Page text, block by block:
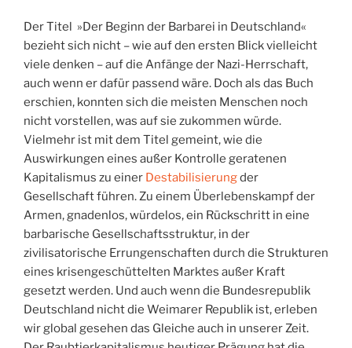
Der Titel »Der Beginn der Barbarei in Deutschland«
bezieht sich nicht – wie auf den ersten Blick vielleicht
viele denken – auf die Anfänge der Nazi-Herrschaft,
auch wenn er dafür passend wäre. Doch als das Buch
erschien, konnten sich die meisten Menschen noch
nicht vorstellen, was auf sie zukommen würde.
Vielmehr ist mit dem Titel gemeint, wie die
Auswirkungen eines außer Kontrolle geratenen
Kapitalismus zu einer Destabilisierungder
Gesellschaft führen. Zu einem Überlebenskampf der
Armen, gnadenlos, würdelos, ein Rückschritt in eine
barbarische Gesellschaftsstruktur, in der
zivilisatorische Errungenschaften durch die Strukturen
eines krisengeschüttelten Marktes außer Kraft
gesetzt werden. Und auch wenn die Bundesrepublik
Deutschland nicht die Weimarer Republik ist, erleben
wir global gesehen das Gleiche auch in unserer Zeit.